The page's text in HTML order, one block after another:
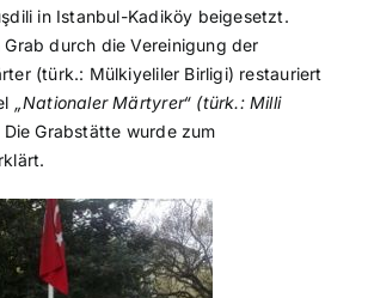
in Istanbul-Kadiköy beigesetzt.
durch die Vereinigung der
(türk.: Mülkiyeliler Birligi) restauriert
„Nationaler Märtyrer“ (türk.: Milli
Grabstätte wurde zum